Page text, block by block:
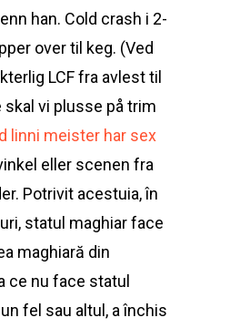
han. Cold crash i 2-
over til keg. (Ved
LCF fra avlest til
skal vi plusse på trim
linni meister har sex
eller scenen fra
Potrivit acestuia, în
statul maghiar face
maghiară din
ce nu face statul
fel sau altul, a închis